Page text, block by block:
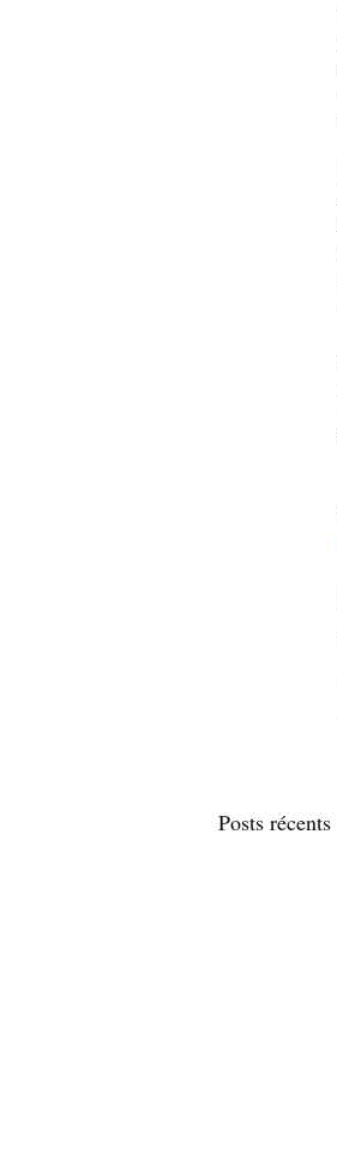
Posts récents